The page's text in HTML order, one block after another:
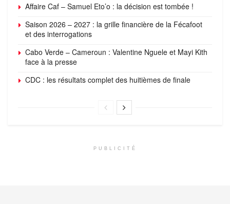
Affaire Caf – Samuel Eto’o : la décision est tombée !
Saison 2026 – 2027 : la grille financière de la Fécafoot
et des interrogations
Cabo Verde – Cameroun : Valentine Nguele et Mayi Kith
face à la presse
CDC : les résultats complet des huitièmes de finale
PUBLICITÉ